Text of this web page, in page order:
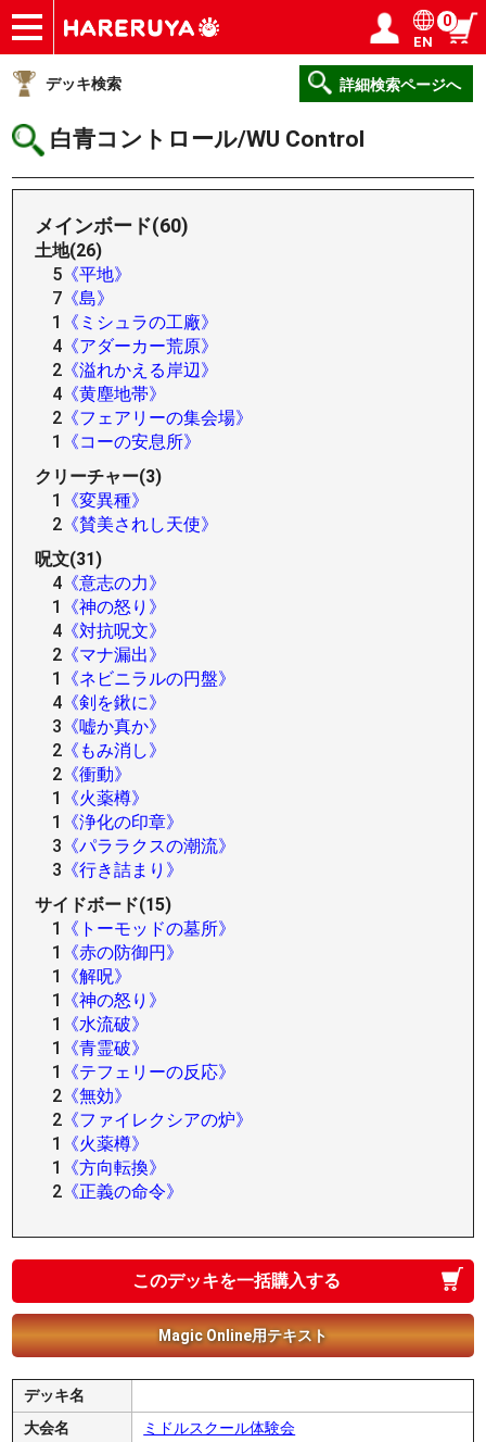
ショップ
買取
記事
デッキ検索
デッキ構築
選手一覧
店舗一覧
イベント
ヘルプ
お問い合わせ ログイン／会員登録
EN
0
デッキ検索 詳細検索ページへ
白青コントロール/WU Control
メインボード(60)
土地(26)
5 《平地》
7 《島》
1
《ミシュラの工廠》
4 《アダーカー荒原》
2 《溢れかえる岸辺》
4 《黄塵地帯》
2 《フェアリーの集会場》
1
《コーの安息所》
クリーチャー(3)
1
《変異種》
2 《賛美されし天使》
呪文(31)
4 《意志の力》
1
《神の怒り》
4 《対抗呪文》
2 《マナ漏出》
1
《ネビニラルの円盤》
4 《剣を鍬に》
3 《嘘か真か》
2 《もみ消し》
2 《衝動》
1
《火薬樽》
1
《浄化の印章》
3 《パララクスの潮流》
3 《行き詰まり》
サイドボード(15)
1
《トーモッドの墓所》
1
《赤の防御円》
1
《解呪》
1
《神の怒り》
1
《水流破》
1
《青霊破》
1
《テフェリーの反応》
2 《無効》
2 《ファイレクシアの炉》
1
《火薬樽》
1
《方向転換》
2 《正義の命令》
このデッキを一括購入する
Magic Online用テキスト
デッキ名
大会名
ミドルスクール体験会